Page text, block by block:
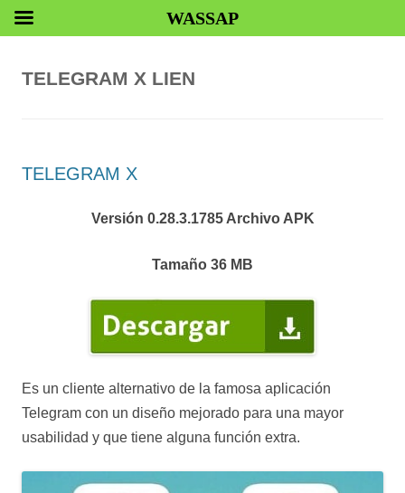
TELEGRAM X LIEN
TELEGRAM X
Versión 0.28.3.1785 Archivo APK
Tamaño 36 MB
Es un cliente alternativo de la famosa aplicación
Telegram con un diseño mejorado para una mayor
usabilidad y que tiene alguna función extra.
WASSAP